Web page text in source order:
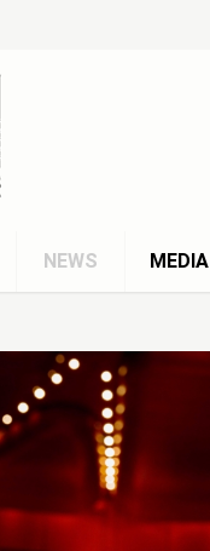
NEWS MEDIA